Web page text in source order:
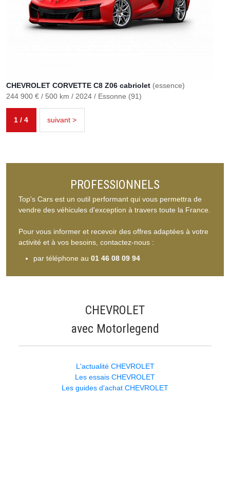
CHEVROLET CORVETTE C8 Z06 cabriolet (essence)
244 900 €
500 km 2024 Essonne (91)
1 / 4 suivant >
PROFESSIONNELS
Top's Cars est un outil performant qui vous permettra de
vendre des véhicules d'exception à travers toute la France.
Pour vous informer et recevoir des offres adaptées à votre
activité et à vos besoins, contactez-nous :
par téléphone au 01 46 08 09 94
CHEVROLET
avec Motorlegend
L'actualité CHEVROLET
Les essais CHEVROLET
Les guides d'achat CHEVROLET